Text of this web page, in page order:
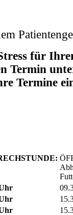
für
Termin
Termine